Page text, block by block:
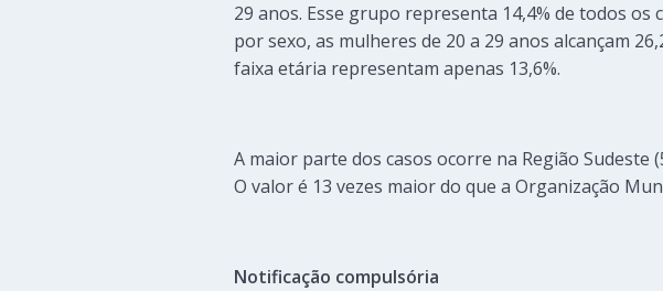
29 anos. Esse grupo representa 14,4% de todos
por sexo, as mulheres de 20 a 29 anos alcançam
faixa etária representam apenas 13,6%.
A maior parte dos casos ocorre na Região Sudeste
O valor é 13 vezes maior do que a Organização
Notificação compulsória